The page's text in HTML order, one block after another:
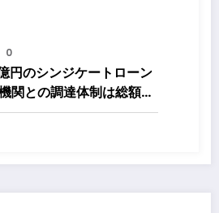
0
円のシンジケートローン
関との調達体制は総額約
海外展開をはじめとし